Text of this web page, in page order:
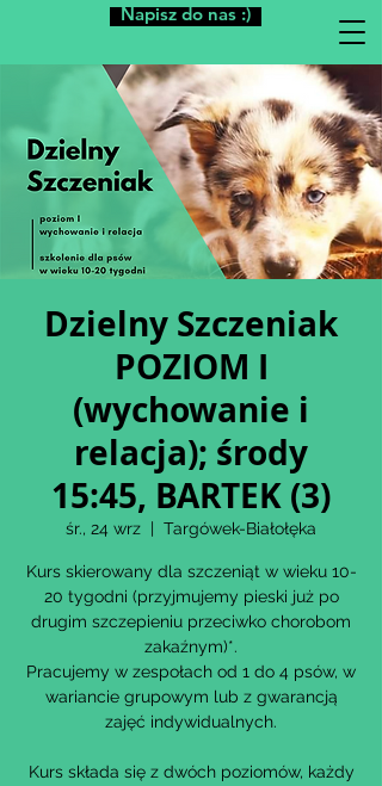
Napisz do nas :)
Dzielny Szczeniak
POZIOM I
(wychowanie i
relacja); środy
15:45, BARTEK (3)
śr., 24 wrz
  |
Targówek-Białołęka
Kurs skierowany dla szczeniąt w wieku 10-
20 tygodni (przyjmujemy pieski już po
drugim szczepieniu przeciwko chorobom
zakaźnym)*.
Pracujemy w zespołach od 1 do 4 psów, w
wariancie grupowym lub z gwarancją
zajęć indywidualnych.
Kurs składa się z dwóch poziomów, każdy